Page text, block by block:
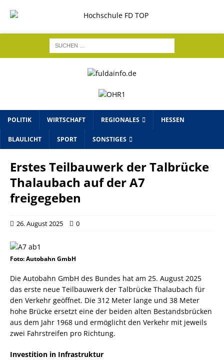
POLITIK WIRTSCHAFT REGIONALES HESSEN
BLAULICHT SPORT SONSTIGES
Erstes Teilbauwerk der Talbrücke
Thalaubach auf der A7
freigegeben
26. August 2025 0
Foto: Autobahn GmbH
Die Autobahn GmbH des Bundes hat am 25. August 2025
das erste neue Teilbauwerk der Talbrücke Thalaubach für
den Verkehr geöffnet. Die 312 Meter lange und 38 Meter
hohe Brücke ersetzt eine der beiden alten Bestandsbrücken
aus dem Jahr 1968 und ermöglicht den Verkehr mit jeweils
zwei Fahrstreifen pro Richtung.
Investition in Infrastruktur